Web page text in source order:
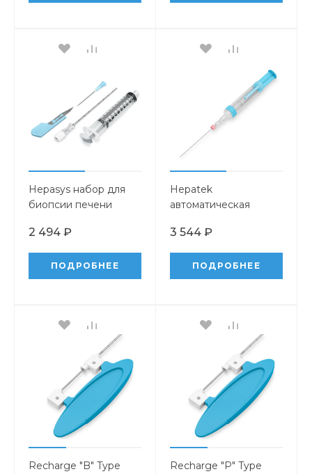
Hepasys набор для
биопсии печени
2 494 ₽
ПОДРОБНЕЕ
Hepatek
автоматическая
биопсийная система
3 544 ₽
ПОДРОБНЕЕ
Recharge "B" Type
Recharge "P" Type